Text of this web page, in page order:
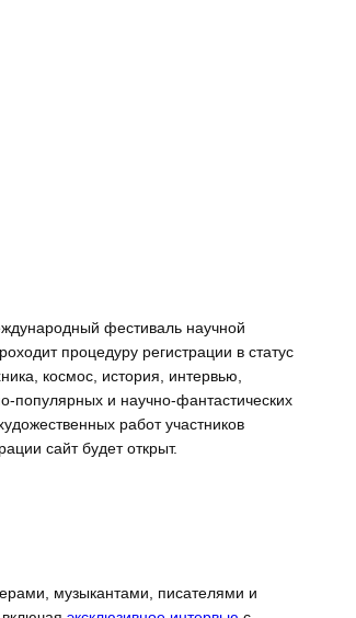
фестиваль научной
процедуру регистрации в статус
космос, история, интервью,
популярных и научно-фантастических
работ участников
сайт будет открыт.
музыкантами, писателями и